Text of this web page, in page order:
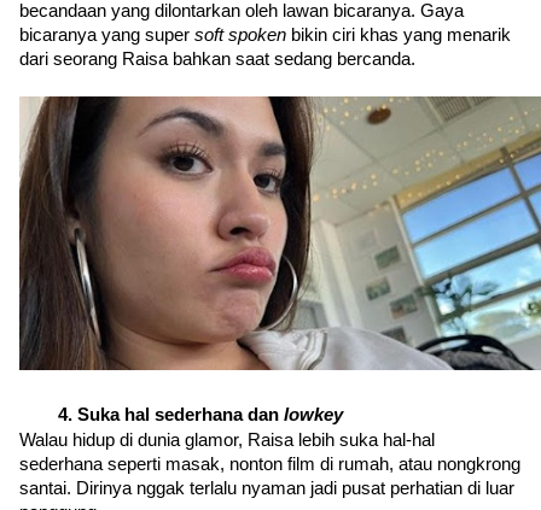
becandaan yang dilontarkan oleh lawan bicaranya. Gaya
bicaranya yang super soft spoken bikin ciri khas yang menarik
dari seorang Raisa bahkan saat sedang bercanda.
Suka hal sederhana dan lowkey
Walau hidup di dunia glamor, Raisa lebih suka hal-hal
sederhana seperti masak, nonton film di rumah, atau nongkrong
santai. Dirinya nggak terlalu nyaman jadi pusat perhatian di luar